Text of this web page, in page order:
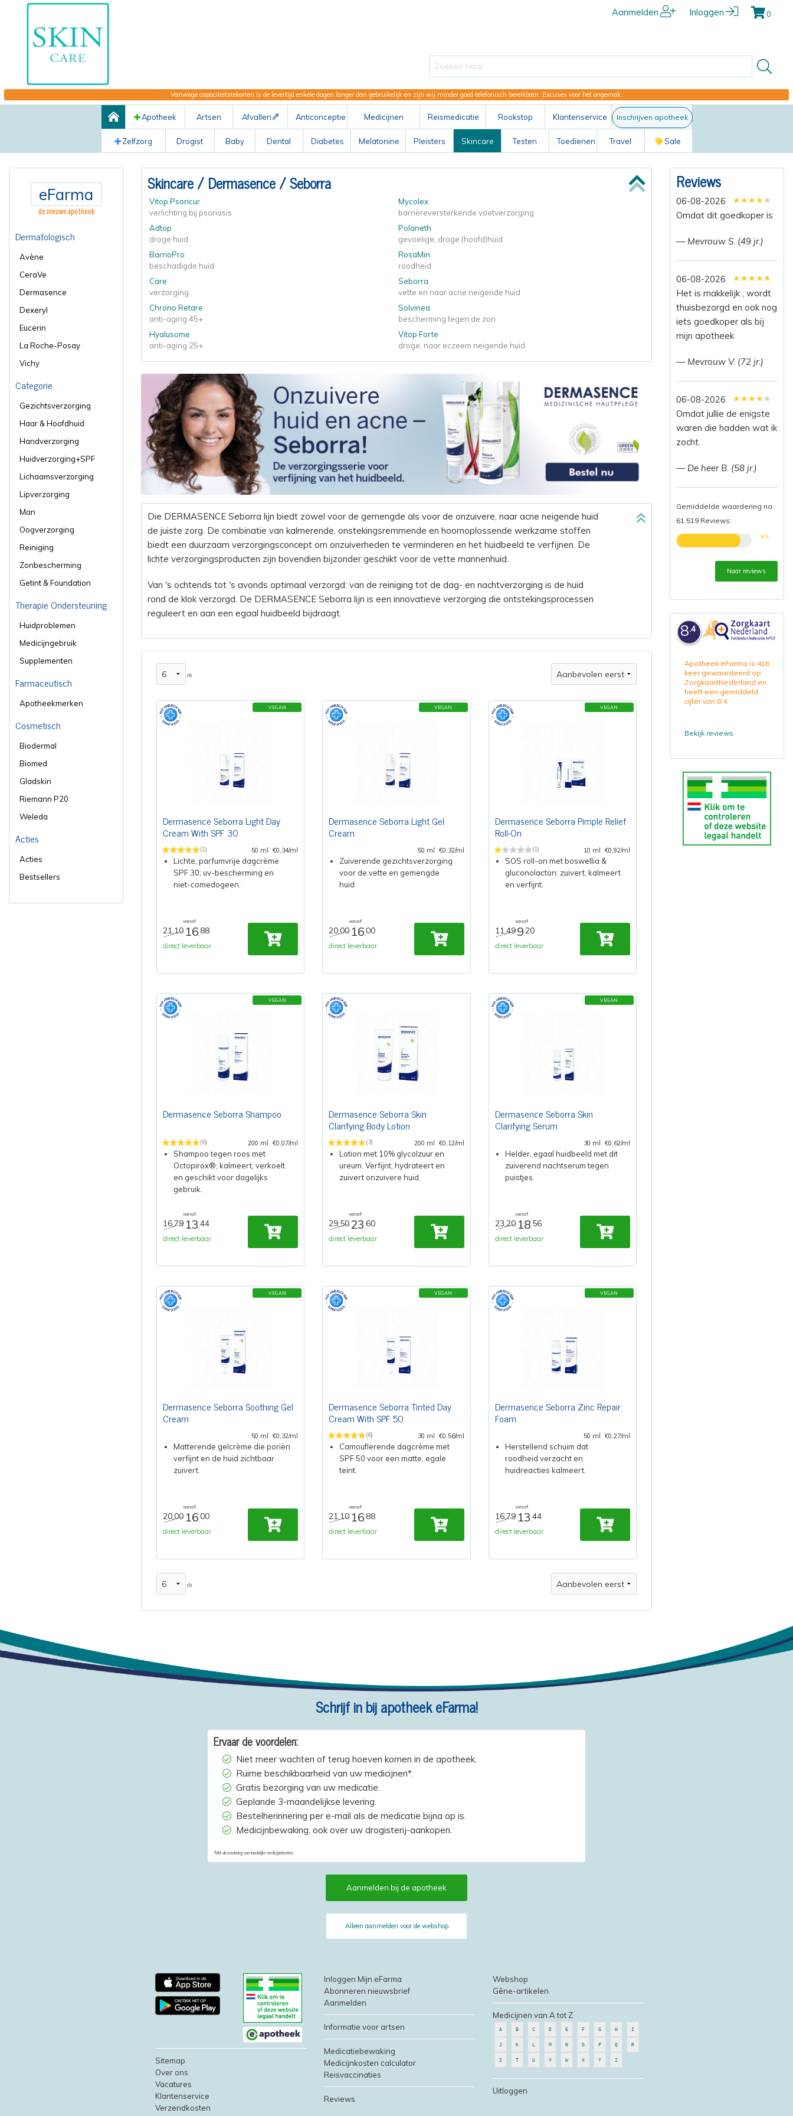
Aanmelden Inloggen 0
Vanwege capaciteitstekorten is de levertijd enkele dagen langer dan gebruikelijk en zijn wij minder goed telefonisch bereikbaar. Excuses voor het ongemak.
Apotheek Artsen Afvallen Anticonceptie Medicijnen
ABC
Reismedicatie Rookstop Klantenservice Inschrijven apotheek
Zelfzorg Drogist Baby Dental Diabetes Melatonine Pleisters Skincare Testen Toedienen Travel Sale
eFarma
de nieuwe apotheek
Dermatologisch
Avène
CeraVe
Dermasence
Dexeryl
Eucerin
La Roche-Posay
Vichy
Categorie
Gezichtsverzorging
Haar & Hoofdhuid
Handverzorging
Huidverzorging+SPF
Lichaamsverzorging
Lipverzorging
Man
Oogverzorging
Reiniging
Zonbescherming
Getint & Foundation
Therapie Ondersteuning
Huidproblemen
Medicijngebruik
Supplementen
Farmaceutisch
Apotheekmerken
Cosmetisch
Biodermal
Biomed
Gladskin
Riemann P20
Weleda
Acties
Acties
Bestsellers
Skincare/ Dermasence /Seborra
Vitop Psoricur
verlichting bij psoriasis
Adtop
droge huid
BarrioPro
beschadigde huid
Care
verzorging
Chrono Retare
anti-aging 45+
Hyalusome
anti-aging 25+
Mycolex
barrièreversterkende voetverzorging
Polaneth
gevoelige, droge (hoofd)huid
RosaMin
roodheid
Seborra
vette en naar acne neigende huid
Solvinea
bescherming tegen de zon
Vitop Forte
droge, naar eczeem neigende huid
Die DERMASENCE Seborra lijn biedt zowel voor de gemengde als voor de onzuivere, naar acne neigende huid
de juiste zorg. De combinatie van kalmerende, onstekingsremmende en hoornoplossende werkzame stoffen
biedt een duurzaam verzorgingsconcept om onzuiverheden te verminderen en het huidbeeld te verfijnen. De
lichte verzorgingsproducten zijn bovendien bijzonder geschikt voor de vette mannenhuid.
Van 's ochtends tot 's avonds optimaal verzorgd: van de reiniging tot de dag- en nachtverzorging is de huid
rond de klok verzorgd. De DERMASENCE Seborra lijn is een innovatieve verzorging die ontstekingsprocessen
reguleert en aan een egaal huidbeeld bijdraagt.
(9)
VEGAN
Dermasence Seborra Light Day
Cream With SPF 30
(1) 50 ml €0,34/ml
Lichte, parfumvrije dagcrème
SPF 30; uv-bescherming en
niet-comedogeen.
vanaf
21,10 16,88
direct leverbaar
VEGAN
Dermasence Seborra Light Gel
Cream
50 ml €0,32/ml
Zuiverende gezichtsverzorging
voor de vette en gemengde
huid
vanaf
20,00 16,00
direct leverbaar
VEGAN
Dermasence Seborra Pimple Relief
Roll-On
(1) 10 ml €0,92/ml
SOS roll-on met boswellia &
gluconolacton: zuivert, kalmeert
en verfijnt.
vanaf
11,499,20
direct leverbaar
VEGAN
Dermasence Seborra Shampoo
(6) 200 ml €0,07/ml
Shampoo tegen roos met
Octopirox®; kalmeert, verkoelt
en geschikt voor dagelijks
gebruik.
vanaf
16,79 13 ,44
direct leverbaar
Dermasence Seborra Skin
Clarifying Body Lotion
(3) 200 ml €0,12/ml
Lotion met 10% glycolzuur en
ureum. Verfijnt, hydrateert en
zuivert onzuivere huid.
vanaf
29,5023,60
direct leverbaar
VEGAN
Dermasence Seborra Skin
Clarifying Serum
30 ml €0,62/ml
Helder, egaal huidbeeld met dit
zuiverend nachtserum tegen
puistjes.
vanaf
23,20 18, 56
direct leverbaar
VEGAN
Dermasence Seborra Soothing Gel
Cream
50 ml €0,32/ml
Matterende gelcrème die poriën
verfijnt en de huid zichtbaar
zuivert.
vanaf
20,00 16,00
direct leverbaar
VEGAN
Dermasence Seborra Tinted Day
Cream With SPF 50
(6) 30 ml €0,56/ml
Camouflerende dagcrème met
SPF 50 voor een matte, egale
teint.
vanaf
21,10 16,88
direct leverbaar
VEGAN
Dermasence Seborra Zinc Repair
Foam
50 ml €0,27/ml
Herstellend schuim dat
roodheid verzacht en
huidreacties kalmeert.
vanaf
16,79 13 ,44
direct leverbaar
(9)
Reviews
06-08-2026 ★★★★★
★★★★★
★★★★★
Omdat dit goedkoper is
— Mevrouw S. (49 jr.)
06-08-2026 ★★★★★
★★★★★
★★★★★
Het is makkelijk , wordt
thuisbezorgd en ook nog
iets goedkoper als bij
mijn apotheek
— Mevrouw V. (72 jr.)
06-08-2026 ★★★★★
★★★★★
★★★★★
Omdat jullie de enigste
waren die hadden wat ik
zocht.
— De heer B. (58 jr.)
Gemiddelde waardering na
61.519 Reviews:
8,5
Naar reviews
8.4
Apotheek eFarma is 416
keer gewaardeerd op
ZorgkaartNederland en
heeft een gemiddeld
cijfer van 8,4.
Bekijk reviews
Schrijf in bij apotheek eFarma!
Ervaar de voordelen:
Niet meer wachten of terug hoeven komen in de apotheek.
Ruime beschikbaarheid van uw medicijnen*.
Gratis bezorging van uw medicatie.
Geplande 3-maandelijkse levering.
Bestelherinnering per e-mail als de medicatie bijna op is.
Medicijnbewaking, ook over uw drogisterij-aankopen.
*Met uitzondering van landelijke medicijntekorten.
Aanmelden bij de apotheek
Alleen aanmelden voor de webshop
Sitemap
Over ons
Vacatures
Klantenservice
Verzendkosten
Inloggen Mijn eFarma
Abonneren nieuwsbrief
Aanmelden
Informatie voor artsen
Medicatiebewaking
Medicijnkosten calculator
Reisvaccinaties
Reviews
Webshop
Gêne-artikelen
Medicijnen van A tot Z
A B C D E F G H I
J K L M N O P Q R
S T U V W X Y Z
Uitloggen